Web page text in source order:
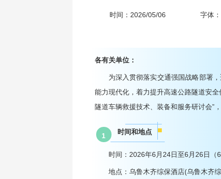
时间：2026/05/06 字体
各有关单位：
为深入贯彻落实交通强国战略部署
能力现代化，着力提升高速公路隧道安
隧道车辆救援技术、装备和服务研讨会”
1 时间和地点
时间：2026年6月24日至6月26日（
地点：乌鲁木齐综保酒店(乌鲁